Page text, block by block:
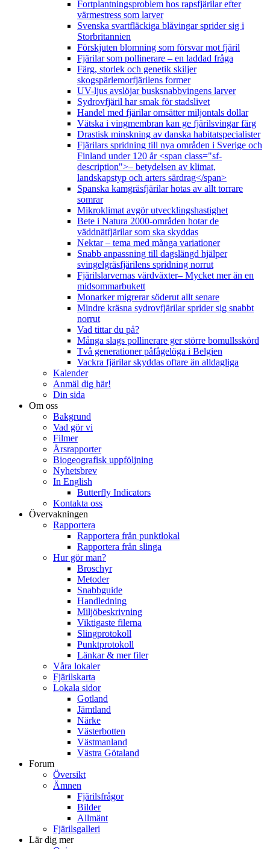
Fortplantningsproblem hos rapsfjärilar efter
värmestress som larver
Svenska svartfläckiga blåvingar sprider sig i
Storbritannien
Förskjuten blomning som försvar mot fjäril
Fjärilar som pollinerare – en laddad fråga
Färg, storlek och genetik skiljer
skogspärlemorfjärilens former
UV-ljus avslöjar busksnabbvingens larver
Sydrovfjäril har smak för stadslivet
Handel med fjärilar omsätter miljontals dollar
Vätska i vingmembran kan ge fjärilsvingar färg
Drastisk minskning av danska habitatspecialister
Fjärilars spridning till nya områden i Sverige och
Finland under 120 år <span class="sf-
description">– betydelsen av klimat,
landskapstyp och arters särdrag</span>
Spanska kamgräsfjärilar hotas av allt torrare
somrar
Mikroklimat avgör utvecklingshastighet
Bete i Natura 2000-områden hotar de
väddnätfjärilar som ska skyddas
Nektar – tema med många variationer
Snabb anpassning till dagslängd hjälper
svingelgräsfjärilens spridning norrut
Fjärilslarvernas värdväxter– Mycket mer än en
midsommarbukett
Monarker migrerar söderut allt senare
Mindre kräsna sydrovfjärilar sprider sig snabbt
norrut
Vad tittar du på?
Många slags pollinerare ger större bomullsskörd
Två generationer påfågelöga i Belgien
Vackra fjärilar skyddas oftare än alldagliga
Kalender
Anmäl dig här!
Din sida
Om oss
Bakgrund
Vad gör vi
Filmer
Årsrapporter
Biogeografisk uppföljning
Nyhetsbrev
In English
Butterfly Indicators
Kontakta oss
Övervakningen
Rapportera
Rapportera från punktlokal
Rapportera från slinga
Hur gör man?
Broschyr
Metoder
Snabbguide
Handledning
Miljöbeskrivning
Viktigaste filerna
Slingprotokoll
Punktprotokoll
Länkar & mer filer
Våra lokaler
Fjärilskarta
Lokala sidor
Gotland
Jämtland
Närke
Västerbotten
Västmanland
Västra Götaland
Forum
Översikt
Ämnen
Fjärilsfrågor
Bilder
Allmänt
Fjärilsgalleri
Lär dig mer